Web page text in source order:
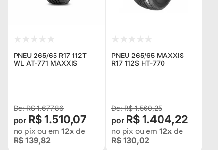
PNEU 265/65 R17 112T
WL AT-771 MAXXIS
R$ 1.677,86
R$ 1.510,07
no pix ou em 12x de
R$ 139,82
PNEU 265/65 MAXXIS
R17 112S HT-770
R$ 1.560,25
R$ 1.404,22
no pix ou em 12x de
R$ 130,02